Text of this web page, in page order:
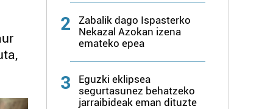
2
Zabalik dago Ispasterko
Nekazal Azokan izena
emateko epea
3
Eguzki eklipsea
segurtasunez behatzeko
jarraibideak eman dituzte